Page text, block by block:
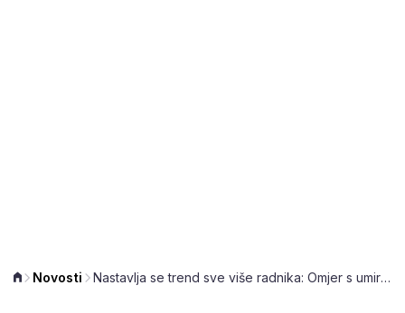
Novosti Nastavlja se trend sve više radnika: Omjer s umirovljenicima je i dalje stabilan